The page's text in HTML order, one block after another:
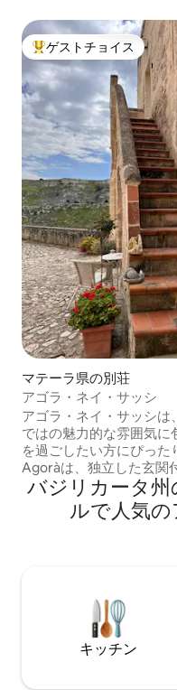
大好評のゲストチョイス
ゲストチョイス
マテーラ県の別荘
アゴラ・ネイ・サッシ
アゴラ・ネイ・サッシは
ではの魅力的な雰囲気に
を過ごしたい方にぴった
Agoràは、独立した玄関
ルーム（ダブルベッド
ド）、バスルーム、キッ
ライバシーを確保する
す。家族や友人との滞在
バジリカータ
ルで人気
キッチン